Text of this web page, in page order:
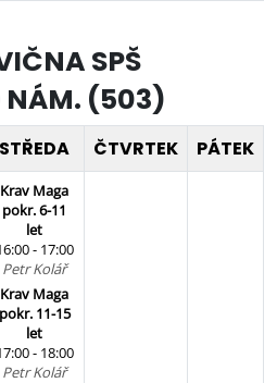
SPŠ
NÁM. (503)
STŘEDA ČTVRTEK PÁTEK
Krav Maga
pokr. 6-11
let
- 17:00
Petr Kolář
Krav Maga
pokr. 11-15
let
- 18:00
Petr Kolář